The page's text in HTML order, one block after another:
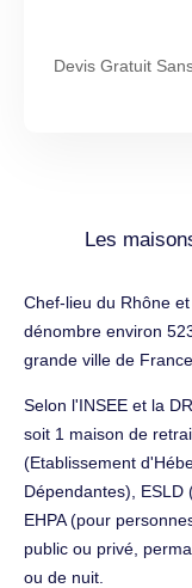
Devis Gratuit
Les
Chef-lieu du Rhône
dénombre environ
grande ville de France.
Selon l'INSEE et la
soit 1 maison de
(Etablissement
Dépendantes), ESLD
EHPA (pour
public ou privé,
ou de nuit.